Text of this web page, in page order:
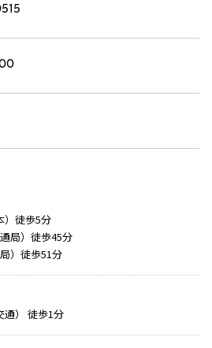
）徒歩5分
局）徒歩45分
）徒歩51分
通） 徒歩1分